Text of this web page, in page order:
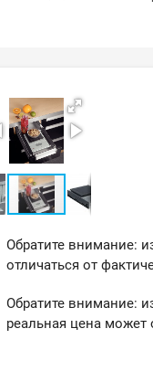
Обратите внимание:
отличаться от
Обратите внимание:
реальная цена может